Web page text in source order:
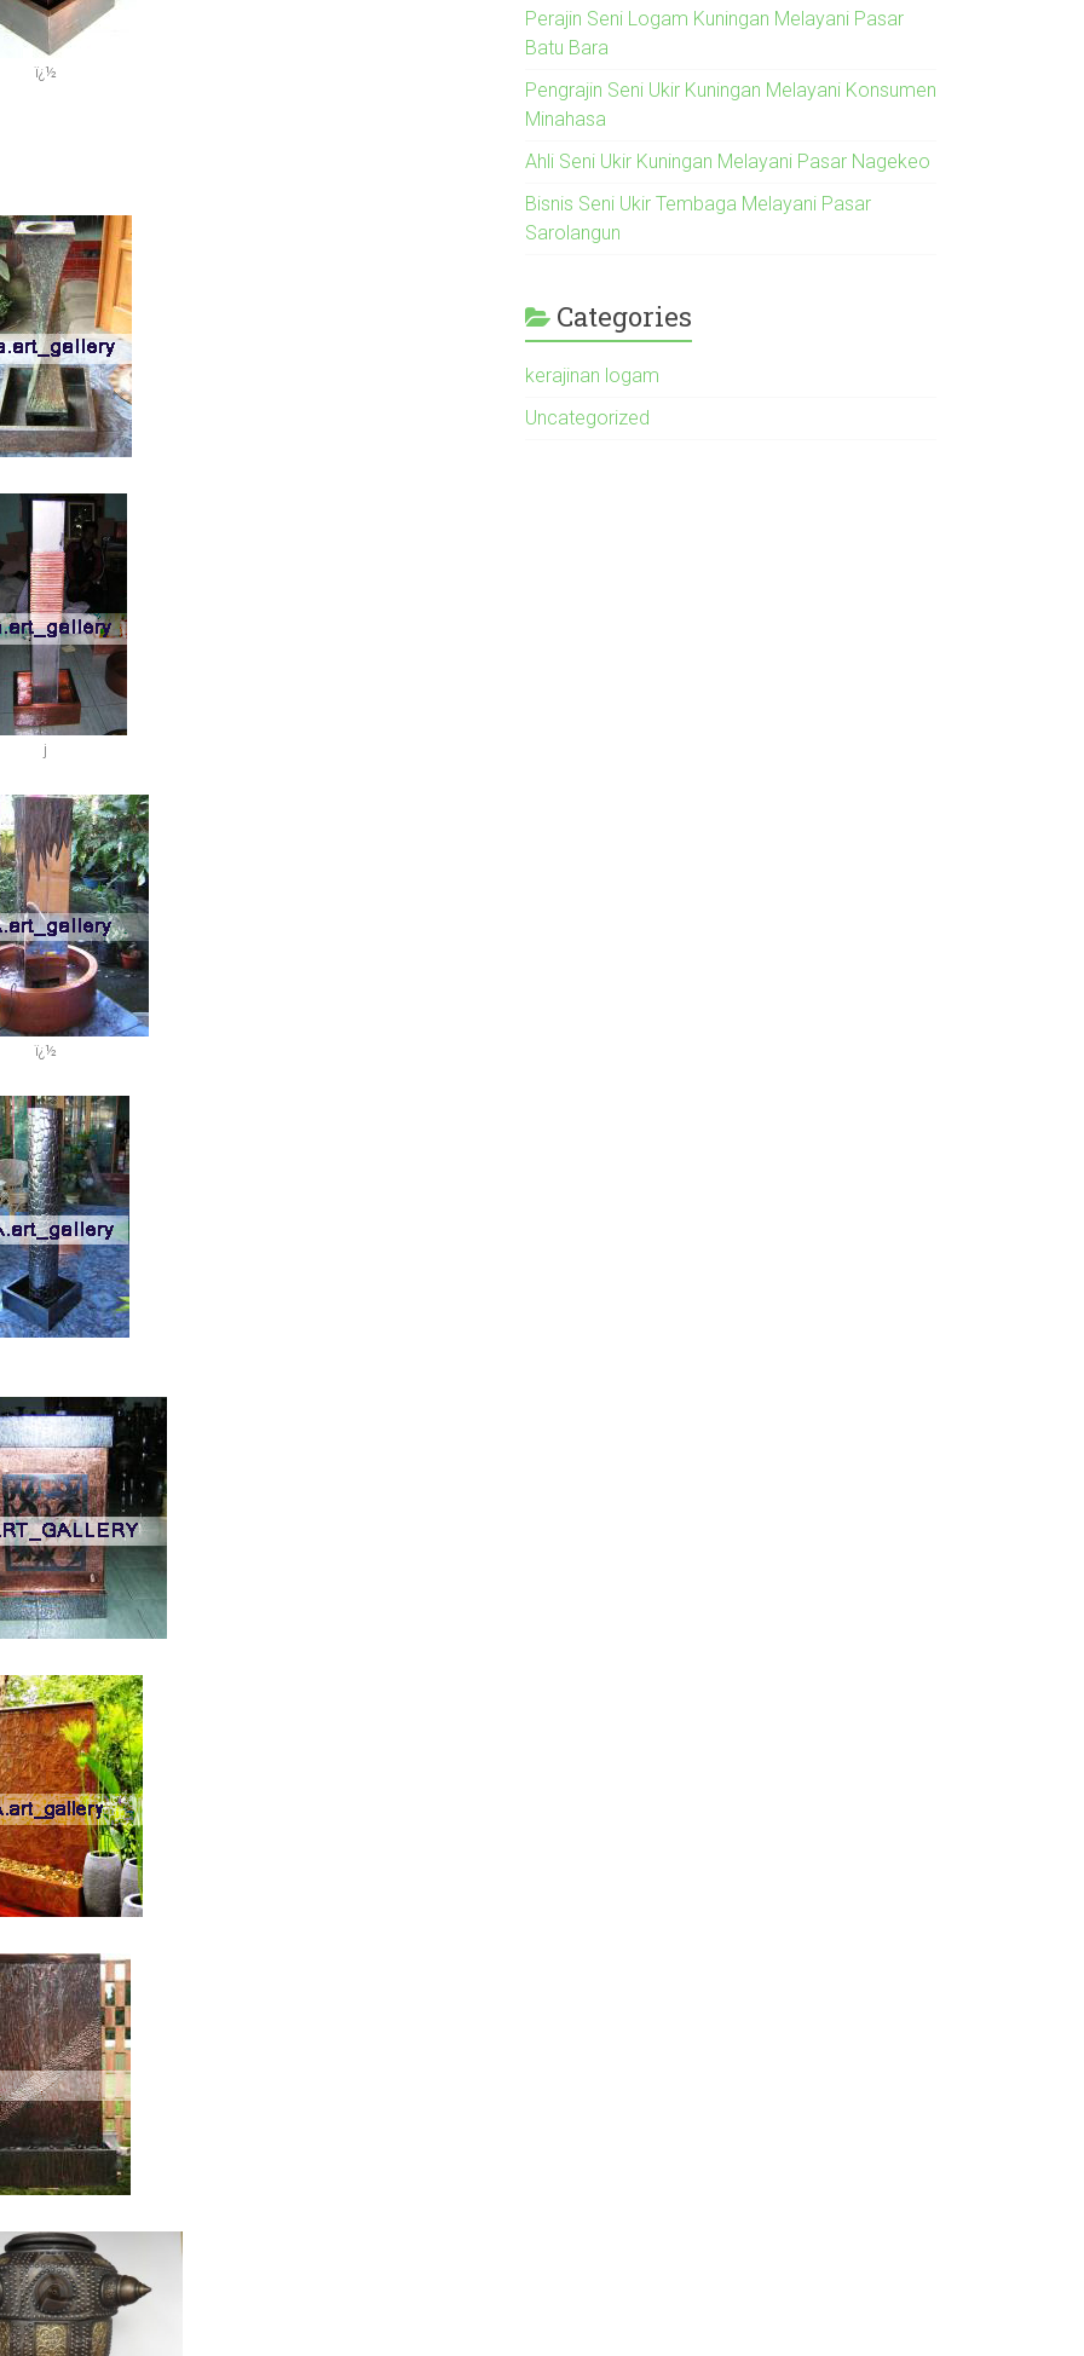
ï¿½
j
ï¿½
Perajin Seni Logam Kuningan Melayani Pasar
Batu Bara
Pengrajin Seni Ukir Kuningan Melayani Konsumen
Minahasa
Ahli Seni Ukir Kuningan Melayani Pasar Nagekeo
Bisnis Seni Ukir Tembaga Melayani Pasar
Sarolangun
Categories
kerajinan logam
Uncategorized